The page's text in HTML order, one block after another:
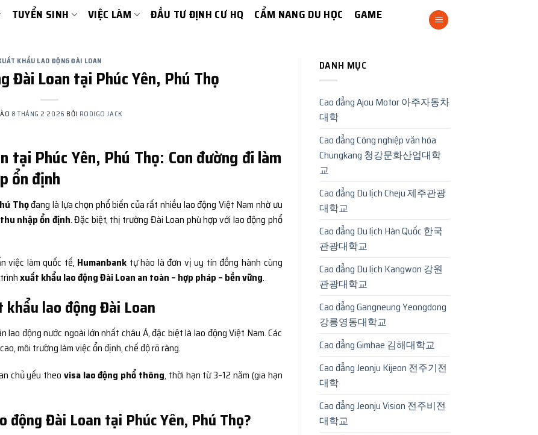
TUYỂN SINH VIỆC LÀM ĐẦU TƯ ĐỊNH CƯ HQ CẨM NANG DU HỌC
GAME
KHẨU LAO ĐỘNG ĐÀI LOAN
Đài Loan tại Phúc Yên, Phú Thọ
8 THÁNG 2 2026 BỞI RODIGO JACK
Phúc Yên, Phú Thọ: Con đường đi làm
ổn định
Thọđang là lựa chọn phổ biến của rất nhiều lao động Việt Nam nhờ ưu
nhập ổn định. Đặc biệt, thị trường Đài Loan phù hợp với lao động phổ
việc làm quốc tế, Humanbank tự hào là đơn vị uy tín đồng hành cùng
xuất khẩu lao động Đài Loan an toàn – hợp pháp – bền vững.
lao động Đài Loan
động nước ngoài lớn nhất châu Á, đặc biệt là lao động Việt Nam. Các
môi trường làm việc ổn định, chế độ rõ ràng.
chủ yếu theo visa lao động phổ thông, thời hạn từ 3–12 năm (gia hạn
động Đài Loan tại Phúc Yên, Phú Thọ?
DANH MỤC
Cao đẳng Ajou Motor 아주자동차
대학
Cao đẳng Công nghiệp văn hóa
Chungkang 청강문화산업대학
교
Cao đẳng Du lịch Cheju 제주관광
대학교
Cao đẳng Du lịch Hàn Quốc 한국
관광대학교
Cao đẳng Du lịch Kangwon 강원
관광대학교
Cao đẳng Gangneung Yeongdong
강릉영동대학교
Cao đẳng Gimhae 김해대학교
Cao đẳng Jeonju Kijeon 전주기전
대학
Cao đẳng Jeonju Vision 전주비전
대학교